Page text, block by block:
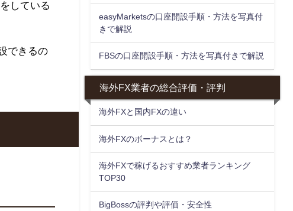
している
できるの
easyMarketsの口座開設手順・方法を写真付
きで解説
FBSの口座開設手順・方法を写真付きで解説
海外FX業者の総合評価・評判
海外FXと国内FXの違い
海外FXのボーナスとは？
海外FXで稼げるおすすめ業者ランキング
TOP30
BigBossの評判や評価・安全性